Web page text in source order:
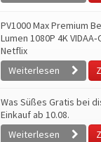
PV1000 Max Premium
Lumen 1080P 4K
Netflix
Weiterlesen
Was Süßes Gratis bei
Einkauf ab 10.08.
Weiterlesen